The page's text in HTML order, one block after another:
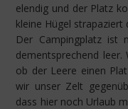
elendig und der Platz
kleine Hügel
Der Campingplatz ist
dementsprechend
ob der Leere einen
wir unser Zelt
dass hier noch Urlaub